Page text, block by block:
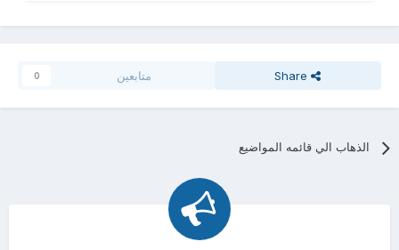
Share متابعين 0
الذهاب الي قائمه المواضيع